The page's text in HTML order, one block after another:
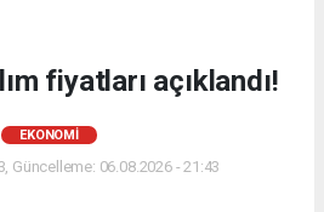
fiyatları açıklandı!
EKONOMİ
Güncelleme: 06.08.2026 - 21:43